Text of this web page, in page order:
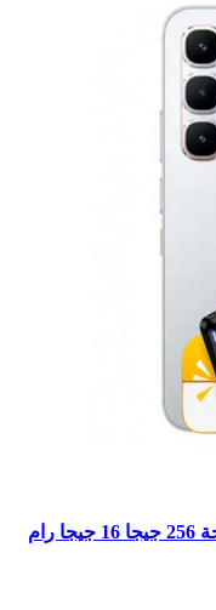
موبايل انفينكس هوت 60 برو ثنائى الشريحة 256 جيجا 16 جيجا رام